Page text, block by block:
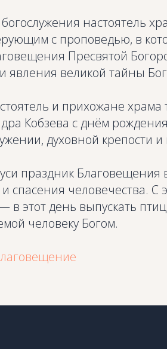
настоятель
с проповедью, в
Пресвятой
явления великой тайны
и прихожане
Кобзева с днём
духовной крепости и
праздник Благовещения
спасения человечества. С
в этот день выпускать
человеку Богом.